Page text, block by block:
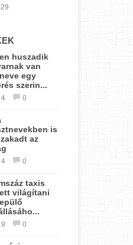
huszadik
van
egy
szerin...
0
is
az
0
taxis
világítani
0